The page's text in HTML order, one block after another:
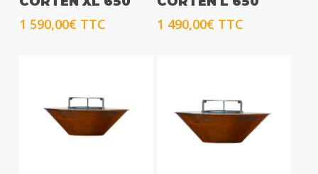
1 590,00€ TTC 1 490,00€ TTC